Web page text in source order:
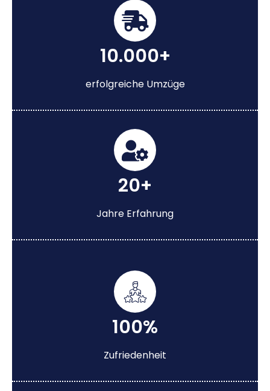
10.000+
erfolgreiche Umzüge
20+
Jahre Erfahrung
100%
Zufriedenheit